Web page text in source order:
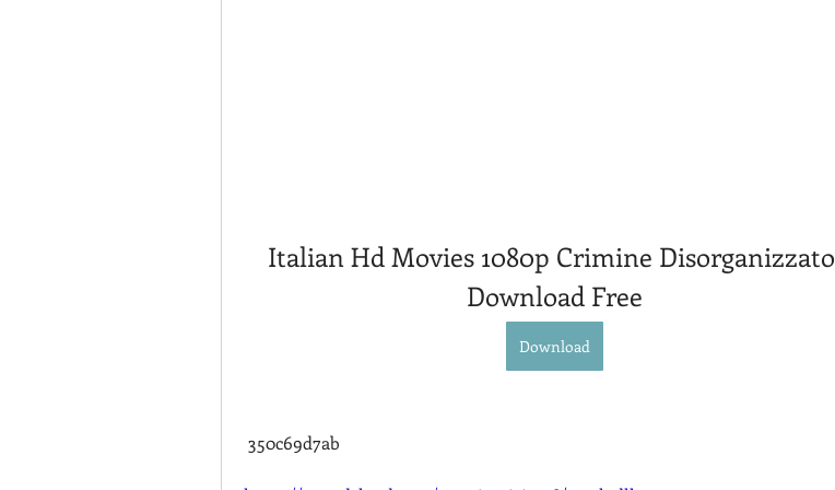
Italian Hd Movies 1080p Crimine Disorganizzato
Download Free
Download
350c69d7ab